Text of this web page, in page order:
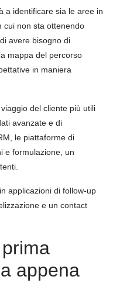
a identificare sia le aree in
cui non sta ottenendo
avere bisogno di
mappa del percorso
in maniera
del cliente più utili
avanzate e di
le piattaforme di
e formulazione, un
applicazioni di follow-up
e un contact
appena